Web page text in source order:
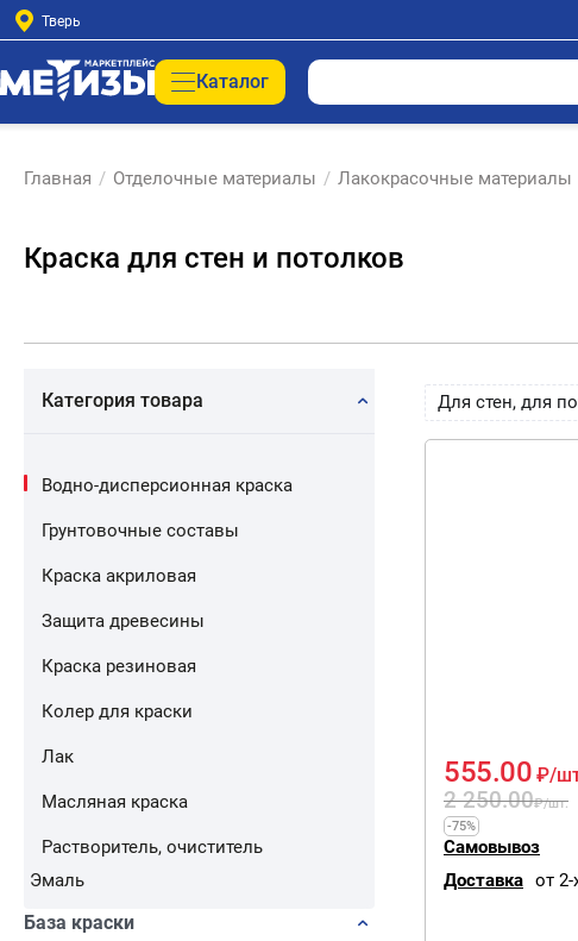
Тверь
Каталог
Главная / Отделочные материалы / Лакокрасочные материалы
Краска для стен и потолков
Категория товара
Водно-дисперсионная краска
Грунтовочные составы
Краска акриловая
Защита древесины
Краска резиновая
Колер для краски
Лак
Масляная краска
Растворитель, очиститель
Эмаль
База краски
Для стен, для
2 250.00₽/шт.
555.00 ₽/
-75%
Самовывоз
Доставка от